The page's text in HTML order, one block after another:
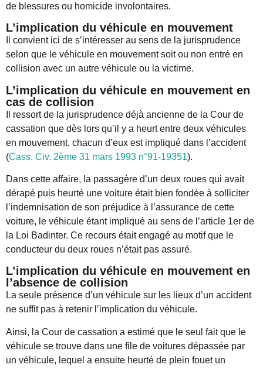
de blessures ou homicide involontaires.
L’implication du véhicule en mouvement
Il convient ici de s’intéresser au sens de la jurisprudence
selon que le véhicule en mouvement soit ou non entré en
collision avec un autre véhicule ou la victime.
L’implication du véhicule en mouvement en
cas de collision
Il ressort de la jurisprudence déjà ancienne de la Cour de
cassation que dès lors qu’il y a heurt entre deux véhicules
en mouvement, chacun d’eux est impliqué dans l’accident
(Cass. Civ. 2ème 31 mars 1993 n°91-19351).
Dans cette affaire, la passagère d’un deux roues qui avait
dérapé puis heurté une voiture était bien fondée à solliciter
l’indemnisation de son préjudice à l’assurance de cette
voiture, le véhicule étant impliqué au sens de l’article 1er de
la Loi Badinter. Ce recours était engagé au motif que le
conducteur du deux roues n’était pas assuré.
L’implication du véhicule en mouvement en
l’absence de collision
La seule présence d’un véhicule sur les lieux d’un accident
ne suffit pas à retenir l’implication du véhicule.
Ainsi, la Cour de cassation a estimé que le seul fait que le
véhicule se trouve dans une file de voitures dépassée par
un véhicule, lequel a ensuite heurté de plein fouet un